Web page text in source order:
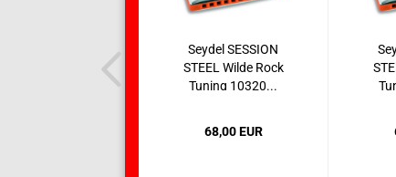
Seydel SESSION
STEEL Wilde Rock
Tuning 10320...
68,00 EUR